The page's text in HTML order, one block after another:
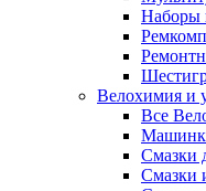
Наборы
Велохимия и
Все
Смазки
Смазки